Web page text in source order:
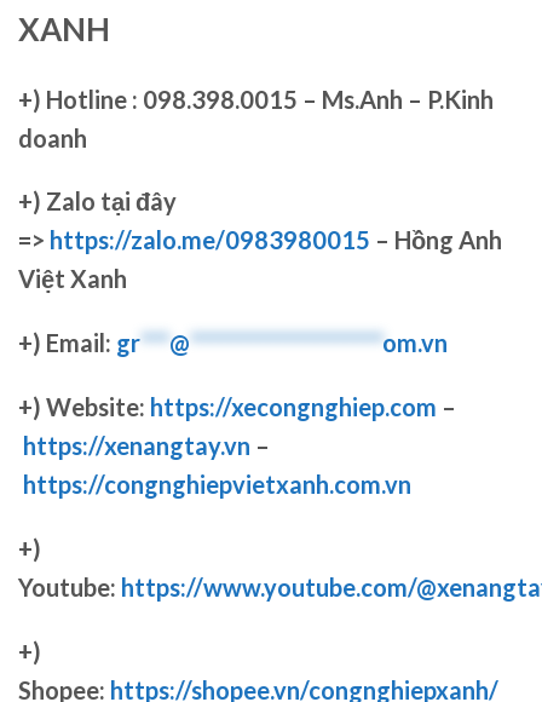
XANH
+) Hotline : 098.398.0015 – Ms.Anh – P.Kinh
doanh
+) Zalo tại đây
=> https://zalo.me/0983980015 – Hồng Anh
Việt Xanh
+) Email: gr***@********************om.vn
+) Website: https://xecongnghiep.com –
https://xenangtay.vn –
https://congnghiepvietxanh.com.vn
+)
Youtube: https://www.youtube.com/
+)
Shopee: https://shopee.vn/congnghiepxanh/